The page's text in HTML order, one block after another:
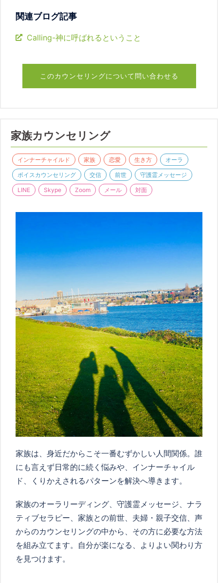
関連ブログ記事
Calling-神に呼ばれるということ
このカウンセリングについて問い合わせる
家族カウンセリング
インナーチャイルド 家族 恋愛 生き方 オーラ
ボイスカウンセリング 交信 前世 守護霊メッセージ
LINE Skype Zoom メール 対面
家族は、身近だからこそ一番むずかしい人間関係。誰
にも言えず日常的に続く悩みや、インナーチャイル
ド、くりかえされるパターンを解決へ導きます。
家族のオーラリーディング、守護霊メッセージ、ナラ
ティブセラピー、家族との前世、夫婦・親子交信、声
からのカウンセリングの中から、その方に必要な方法
を組み立てます。自分が楽になる、よりよい関わり方
を見つけます。